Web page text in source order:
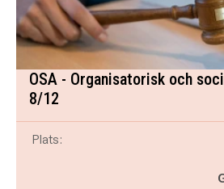
OSA - Organisatorisk och
8/12
Plats: